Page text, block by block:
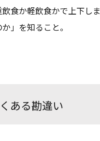
食か軽飲食かで上下し
」を知ること。
ある勘違い